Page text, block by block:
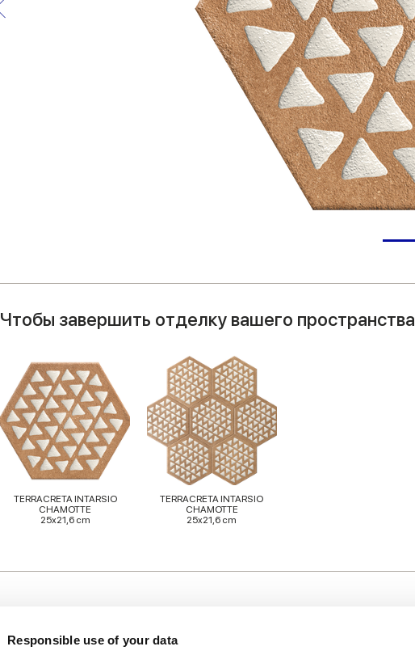
Responsible use of your data
Чтобы завершить отделку вашего пространства
TERRACRETA INTARSIO
CHAMOTTE
25x21,6 cm
TERRACRETA INTARSIO
CHAMOTTE
25x21,6 cm